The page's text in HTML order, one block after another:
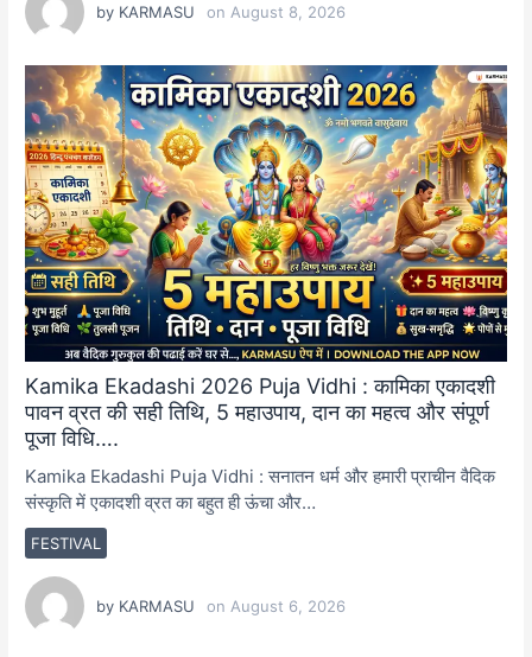
by KARMASU on August 8, 2026
Kamika Ekadashi 2026 Puja Vidhi : कामिका एकादशी
पावन व्रत की सही तिथि, 5 महाउपाय, दान का महत्व और संपूर्ण
पूजा विधि….
FESTIVAL
Kamika Ekadashi Puja Vidhi : सनातन धर्म और हमारी प्राचीन वैदिक
संस्कृति में एकादशी व्रत का बहुत ही ऊंचा और…
by KARMASU on August 6, 2026